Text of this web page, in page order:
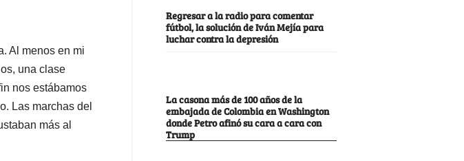
Al menos en mi
una clase
nos estábamos
Las marchas del
más al
Regresar a la radio para comentar
fútbol, la solución de Iván Mejía para
luchar contra la depresión
La casona más de 100 años de la
embajada de Colombia en Washington
donde Petro afinó su cara a cara con
Trump